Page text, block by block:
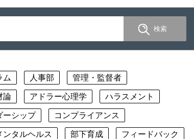
ム 人事部 管理・監督者
論 アドラー心理学 ハラスメント
ーシップ コンプライアンス
ンタルヘルス 部下育成 フィードバック